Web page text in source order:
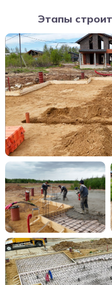
Этапы